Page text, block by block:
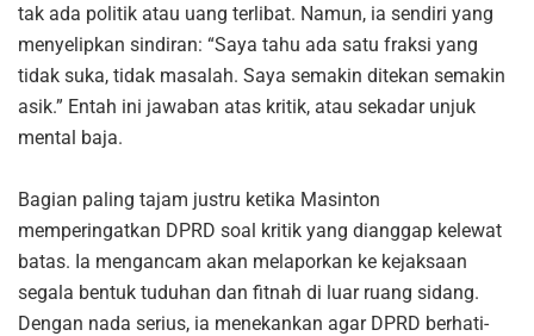
tak ada politik atau uang terlibat. Namun, ia sendiri yang
menyelipkan sindiran: “Saya tahu ada satu fraksi yang
tidak suka, tidak masalah. Saya semakin ditekan semakin
asik.” Entah ini jawaban atas kritik, atau sekadar unjuk
mental baja.
Bagian paling tajam justru ketika Masinton
memperingatkan DPRD soal kritik yang dianggap kelewat
batas. Ia mengancam akan melaporkan ke kejaksaan
segala bentuk tuduhan dan fitnah di luar ruang sidang.
Dengan nada serius, ia menekankan agar DPRD berhati-